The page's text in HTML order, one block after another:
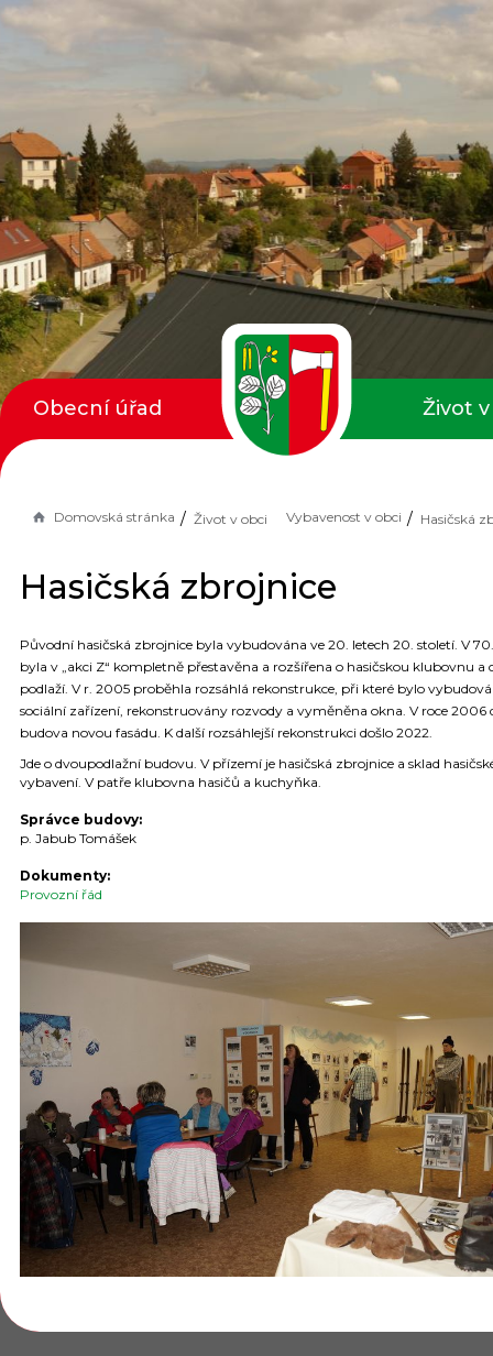
Domovská stránka Život v obci Vybavenost v obci Hasičská
Hasičská zbrojnice
Původní hasičská zbrojnice byla vybudována ve 20. letech 20. století. V
byla v „akci Z“ kompletně přestavěna a rozšířena o hasičskou klubovnu a
podlaží. V r. 2005 proběhla rozsáhlá rekonstrukce, při které bylo
sociální zařízení, rekonstruovány rozvody a vyměněna okna. V roce 2006
budova novou fasádu. K další rozsáhlejší rekonstrukci došlo 2022.
Jde o dvoupodlažní budovu. V přízemí je hasičská zbrojnice a sklad
vybavení. V patře klubovna hasičů a kuchyňka.
Správce budovy:
p. Jabub Tomášek
Dokumenty:
Provozní řád
Obecní úřad Život